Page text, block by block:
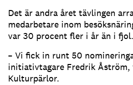
Det är andra året tävlingen
medarbetare inom
var 30 procent fler i år än i fjol.
– Vi fick in runt 50
initiativtagare Fredrik Åström,
Kulturpärlor.